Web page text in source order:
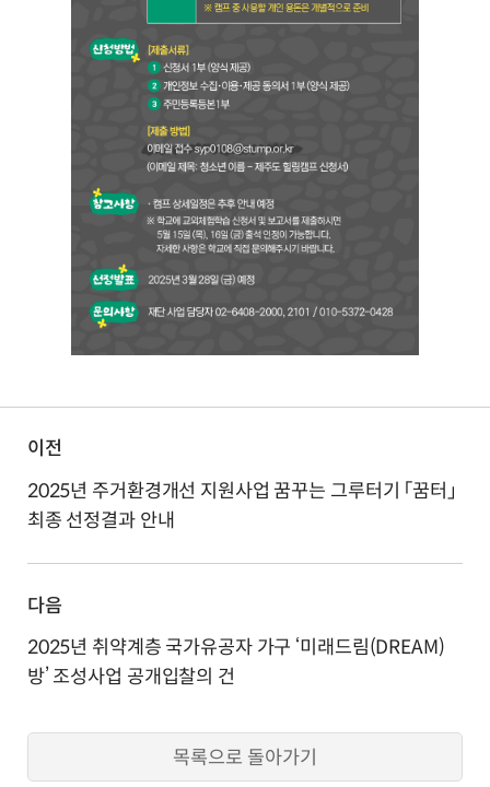
이전
2025년 주거환경개선 지원사업 꿈꾸는 그루터기 「꿈터」
최종 선정결과 안내
다음
2025년 취약계층 국가유공자 가구 ‘미래드림(DREAM)
방’ 조성사업 공개입찰의 건
목록으로 돌아가기